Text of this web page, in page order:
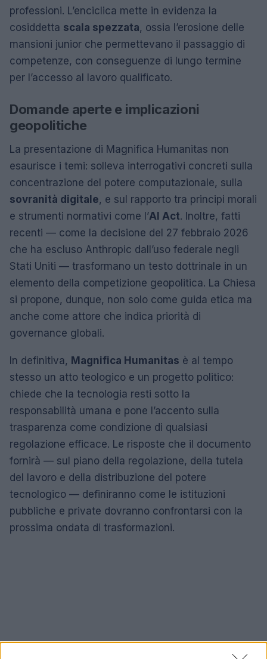
professioni. L’enciclica mette in evidenza la
cosiddetta scala spezzata, ossia l’erosione delle
mansioni junior che permettevano il passaggio di
competenze, con conseguenze di lungo termine
per l’accesso al lavoro qualificato.
Domande aperte e implicazioni
geopolitiche
La presentazione di Magnifica Humanitas non
esaurisce i temi: solleva interrogativi concreti sulla
concentrazione del potere computazionale, sulla
sovranità digitale, e sul rapporto tra principi morali
e strumenti normativi come l’AI Act. Inoltre, fatti
recenti — come la decisione del 27 febbraio 2026
che ha escluso Anthropic dall’uso federale negli
Stati Uniti — trasformano un testo dottrinale in un
elemento della competizione geopolitica. La Chiesa
si propone, dunque, non solo come guida etica ma
anche come attore che indica priorità di
governance globali.
In definitiva, Magnifica Humanitas è al tempo
stesso un atto teologico e un progetto politico:
chiede che la tecnologia resti sotto la
responsabilità umana e pone l’accento sulla
trasparenza come condizione di qualsiasi
regolazione efficace. Le risposte che il documento
fornirà — sul piano della regolazione, della tutela
del lavoro e della distribuzione del potere
tecnologico — definiranno come le istituzioni
pubbliche e private dovranno confrontarsi con la
prossima ondata di trasformazioni.